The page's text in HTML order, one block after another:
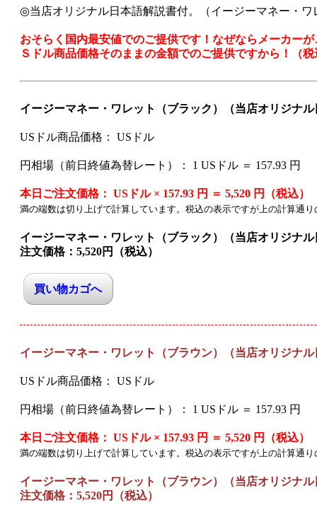
◎当店オリジナル日本語解説書付。（イージーマネー・
おそらく国内最安値でのご提供です！なぜならメーカー
Ｓドル商品価格そのままの金額でのご提供ですから！（
イージーマネー・ワレット（ブラック）（当店オリジナ
USドル商品価格： USドル
円相場（前日終値為替レート）： 1 USドル ＝ 157.93 円
本日ご注文価格： USドル × 157.93 円 ＝ 5,520 円（税込）
満の端数は切り上げで計算しています。税込の表示ですが上の計算通
イージーマネー・ワレット（ブラック）（当店オリジナ
注文価格： 5,520円（税込）
イージーマネー・ワレット（ブラウン）（当店オリジナ
USドル商品価格： USドル
円相場（前日終値為替レート）： 1 USドル ＝ 157.93 円
本日ご注文価格： USドル × 157.93 円 ＝ 5,520 円（税込）
満の端数は切り上げで計算しています。税込の表示ですが上の計算通
イージーマネー・ワレット（ブラウン）（当店オリジナ
注文価格： 5,520円（税込）